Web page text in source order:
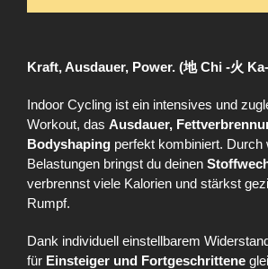
Kraft, Ausdauer, Power. (地 Chi -火
Indoor Cycling ist ein intensives und
Workout, das Ausdauer,
Bodyshaping perfekt kombiniert. Durch
Belastungen bringst du deinen
verbrennst viele Kalorien und stärkst
Rumpf.
Dank individuell einstellbarem
für Einsteiger und Fortgeschrittene